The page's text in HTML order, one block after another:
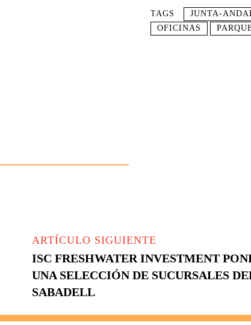
TAGS
JUNTA-
OFICINAS
ARTÍCULO SIGUIENTE
ISC FRESHWATER INVESTMENT
UNA SELECCIÓN DE SUCURSALES
SABADELL